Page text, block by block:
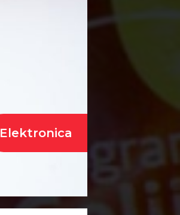
Elektronica